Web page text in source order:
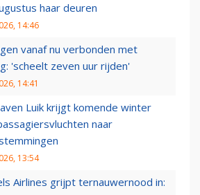
haar deuren
14:46
vanaf nu verbonden met
'scheelt zeven uur rijden'
14:41
Luik krijgt komende winter
naar
13:54
Airlines grijpt ternauwernood in: